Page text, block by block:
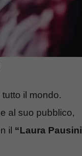
il mondo.
al suo pubblico,
il “Laura Pausini